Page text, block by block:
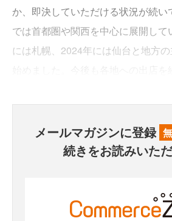
か、即決していただける状況が続い
では首都圏や関西を中心に展開し
には札幌、2024年には仙台と地方
メールマガジンに登録
続きをお読みいた